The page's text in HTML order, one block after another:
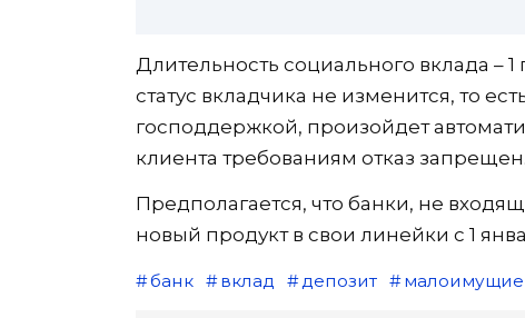
Длительность социального вклада –
статус вкладчика не изменится, то
господдержкой, произойдет
клиента требованиям отказ запрещен.
Предполагается, что банки, не
новый продукт в свои линейки с 1
банк вклад депозит малоимущие